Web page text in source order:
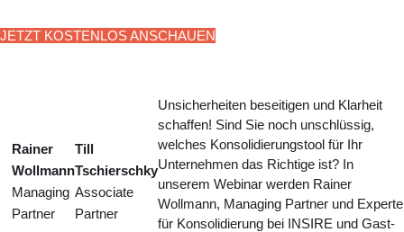
JETZT KOSTENLOS ANSCHAUEN
Rainer
Wollmann
Managing
Partner
Till
Tschierschky
Associate
Partner
Unsicherheiten beseitigen und Klarheit
schaffen! Sind Sie noch unschlüssig,
welches Konsolidierungstool für Ihr
Unternehmen das Richtige ist? In
unserem Webinar werden Rainer
Wollmann, Managing Partner und Experte
für Konsolidierung bei INSIRE und Gast-